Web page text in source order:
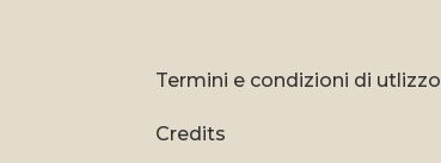
Termini e condizioni di utlizzo
Credits